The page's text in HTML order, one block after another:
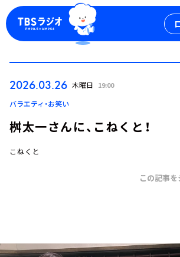
ログイン
トピックス
2026.03.26 木曜日 19:00
バラエティ・お笑い
桝太一さんに、こねくと！
こねくと
この記事を